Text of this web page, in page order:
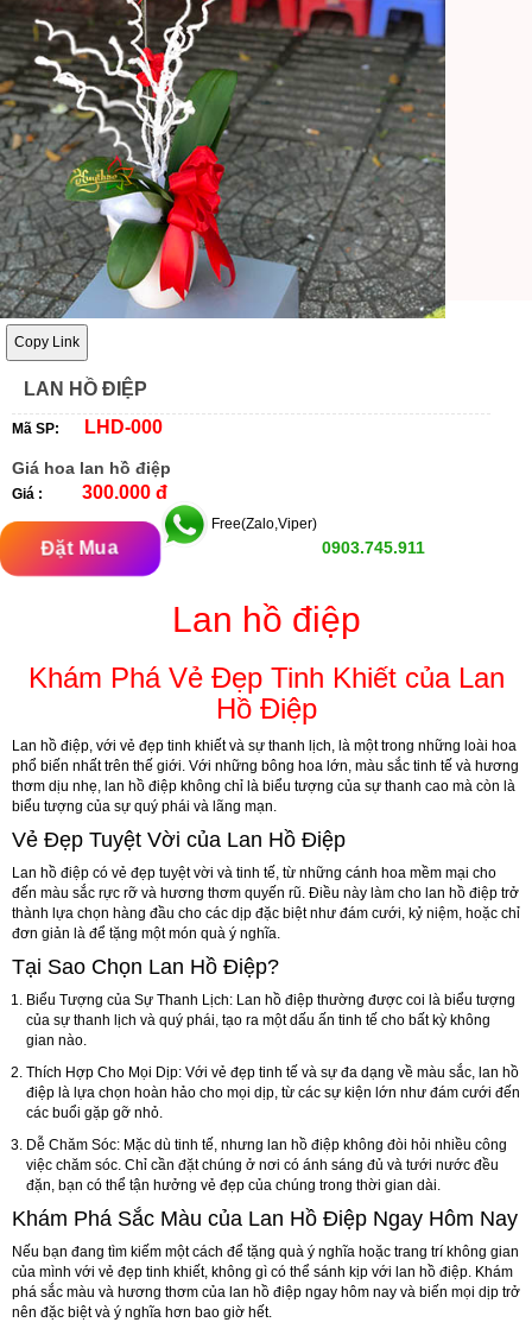
Copy Link
LAN HỒ ĐIỆP
Mã SP: LHD-000
Giá hoa lan hồ điệp
Giá : 300.000 đ
Đặt Mua
Free(Zalo,Viper)
0903.745.911
Lan hồ điệp
Khám Phá Vẻ Đẹp Tinh Khiết của Lan
Hồ Điệp
Lan hồ điệp, với vẻ đẹp tinh khiết và sự thanh lịch, là một trong những loài hoa
phổ biến nhất trên thế giới. Với những bông hoa lớn, màu sắc tinh tế và hương
thơm dịu nhẹ, lan hồ điệp không chỉ là biểu tượng của sự thanh cao mà còn là
biểu tượng của sự quý phái và lãng mạn.
Vẻ Đẹp Tuyệt Vời của Lan Hồ Điệp
Lan hồ điệp có vẻ đẹp tuyệt vời và tinh tế, từ những cánh hoa mềm mại cho
đến màu sắc rực rỡ và hương thơm quyến rũ. Điều này làm cho lan hồ điệp trở
thành lựa chọn hàng đầu cho các dịp đặc biệt như đám cưới, kỷ niệm, hoặc chỉ
đơn giản là để tặng một món quà ý nghĩa.
Tại Sao Chọn Lan Hồ Điệp?
Biểu Tượng của Sự Thanh Lịch: Lan hồ điệp thường được coi là biểu tượng
của sự thanh lịch và quý phái, tạo ra một dấu ấn tinh tế cho bất kỳ không
gian nào.
Thích Hợp Cho Mọi Dịp: Với vẻ đẹp tinh tế và sự đa dạng về màu sắc, lan hồ
điệp là lựa chọn hoàn hảo cho mọi dịp, từ các sự kiện lớn như đám cưới đến
các buổi gặp gỡ nhỏ.
Dễ Chăm Sóc: Mặc dù tinh tế, nhưng lan hồ điệp không đòi hỏi nhiều công
việc chăm sóc. Chỉ cần đặt chúng ở nơi có ánh sáng đủ và tưới nước đều
đặn, bạn có thể tận hưởng vẻ đẹp của chúng trong thời gian dài.
Khám Phá Sắc Màu của Lan Hồ Điệp Ngay Hôm Nay
Nếu bạn đang tìm kiếm một cách để tặng quà ý nghĩa hoặc trang trí không gian
của mình với vẻ đẹp tinh khiết, không gì có thể sánh kịp với lan hồ điệp. Khám
phá sắc màu và hương thơm của lan hồ điệp ngay hôm nay và biến mọi dịp trở
nên đặc biệt và ý nghĩa hơn bao giờ hết.